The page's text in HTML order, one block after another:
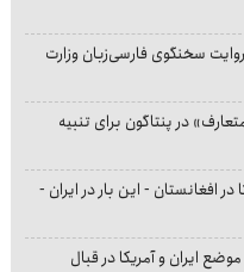
سخنگوی فارسی‌زبان وزارت
در پنتاگون برای تنبیه
در افغانستان - این بار در ایران -
ایران و آمریکا در قبال